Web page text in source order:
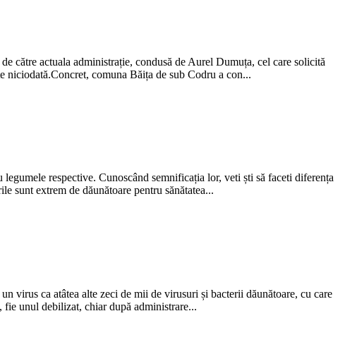
către actuala administrație, condusă de Aurel Dumuța, cel care solicită
comuna Băița de sub Codru a con...
respective. Cunoscând semnificația lor, veti ști să faceti diferența
sunt extrem de dăunătoare pentru sănătatea...
virus ca atâtea alte zeci de mii de virusuri și bacterii dăunătoare, cu care
unul debilizat, chiar după administrare...